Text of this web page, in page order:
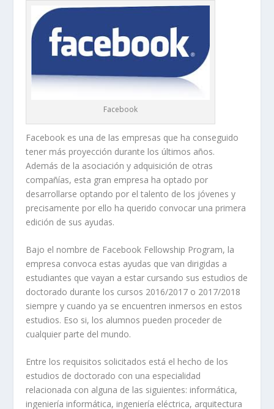
Facebook
Facebook es una de las empresas que ha conseguido
tener más proyección durante los últimos años.
Además de la asociación y adquisición de otras
compañías, esta gran empresa ha optado por
desarrollarse optando por el talento de los jóvenes y
precisamente por ello ha querido convocar una primera
edición de sus ayudas.
Bajo el nombre de Facebook Fellowship Program, la
empresa convoca estas ayudas que van dirigidas a
estudiantes que vayan a estar cursando sus estudios de
doctorado durante los cursos 2016/2017 o 2017/2018
siempre y cuando ya se encuentren inmersos en estos
estudios. Eso si, los alumnos pueden proceder de
cualquier parte del mundo.
Entre los requisitos solicitados está el hecho de los
estudios de doctorado con una especialidad
relacionada con alguna de las siguientes: informática,
ingeniería informática, ingeniería eléctrica, arquitectura